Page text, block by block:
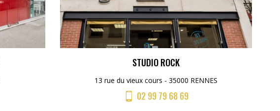
STUDIO ROCK
13 rue du vieux cours - 35000 RENNES
02 99 79 68 69